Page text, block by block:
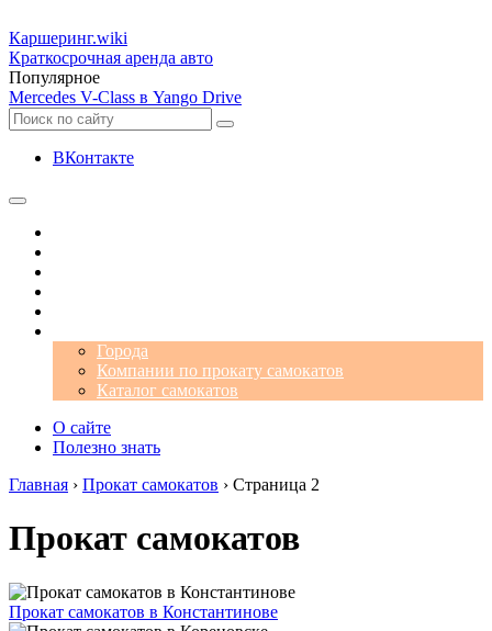
Каршеринг.wiki
Краткосрочная аренда авто
Популярное
Mercedes V-Class в Yango Drive
ВКонтакте
Города
Компании по прокату самокатов
Каталог самокатов
О сайте
Полезно знать
Главная › Прокат самокатов › Страница 2
Прокат самокатов
Прокат самокатов в Константинове